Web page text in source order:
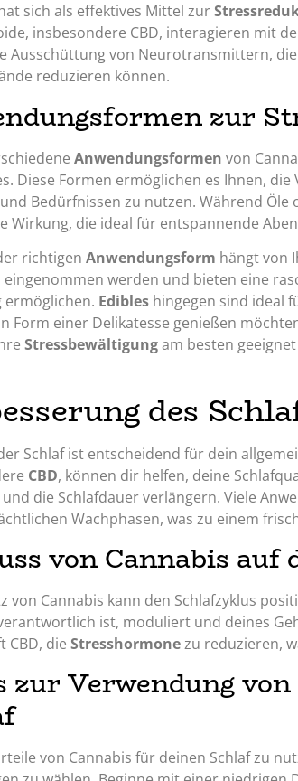
sich als effektives Mittel zur
insbesondere CBD, interagieren mit
Ausschüttung von Neurotransmittern,
reduzieren können.
zur
Anwendungsformen von
Diese Formen ermöglichen es Ihnen,
Bedürfnissen zu nutzen. Während
Wirkung, die ideal für entspannende
richtigen Anwendungsform hängt von
eingenommen werden und bieten eine
ermöglichen. Edibles hingegen sind ideal
Form einer Delikatesse genießen
Stressbewältigungam besten
des
Schlaf ist entscheidend für dein
CBD, können dir helfen, deine
die Schlafdauer verlängern. Viele
Wachphasen, was zu einem
von Cannabis auf
von Cannabis kann den Schlafzyklus
ist, moduliert und deines
CBD, die Stresshormonezu reduzieren,
zur Verwendung
von Cannabis für deinen Schlaf zu